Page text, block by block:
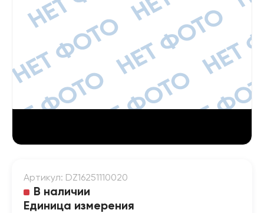
Артикул: DZ16251110020
В наличии
Единица измерения